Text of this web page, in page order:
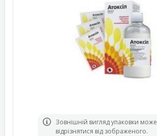
Зовнішній вигляд упаковки може
відрізнятися від зображеного.